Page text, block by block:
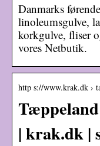
Danmarks
linoleumsgulve,
korkgulve, fliser
vores Netbutik.
http s://www.krak.dk ›
| krak.dk |